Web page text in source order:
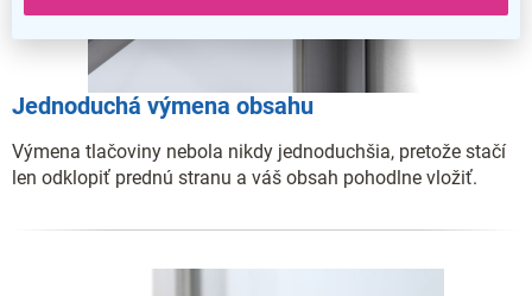
Jednoduchá výmena obsahu
Výmena tlačoviny nebola nikdy jednoduchšia, pretože stačí
len odklopiť prednú stranu a váš obsah pohodlne vložiť.